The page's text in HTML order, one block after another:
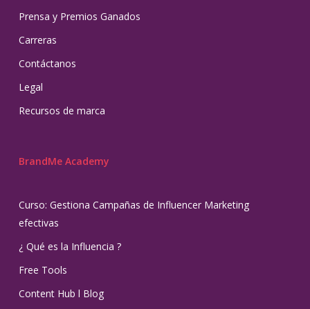
Prensa y Premios Ganados
Carreras
Contáctanos
Legal
Recursos de marca
BrandMe Academy
Curso: Gestiona Campañas de Influencer Marketing
efectivas
¿ Qué es la Influencia ?
Free Tools
Content Hub l Blog